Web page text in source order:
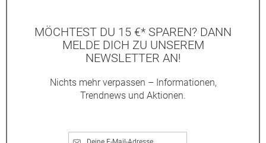
MÖCHTEST DU 15 €* SPAREN? DANN
MELDE DICH ZU UNSEREM
NEWSLETTER AN!
Nichts mehr verpassen – Informationen,
Trendnews und Aktionen.